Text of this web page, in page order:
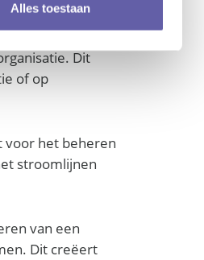
Alles toestaan
door de
Dit
of op
voor het beheren
stroomlijnen
van een
Dit creëert